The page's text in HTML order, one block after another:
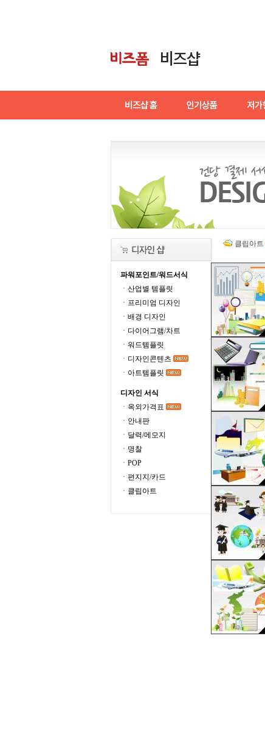
파워포인트/워드서식
ㆍ산업별 템플릿
ㆍ프리미엄 디자인
ㆍ배경 디자인
ㆍ다이어그램/차트
ㆍ워드템플릿
ㆍ디자인콘텐츠
ㆍ아트템플릿
디자인 서식
ㆍ옥외가격표
ㆍ안내판
ㆍ달력/메모지
ㆍ명찰
ㆍPOP
ㆍ편지지/카드
ㆍ클립아트
클립아트